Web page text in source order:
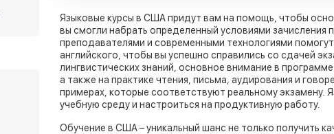
Языковые курсы в США придут вам на помощь, чтобы
вы смогли набрать определенный условиями
преподавателями и современными технологиями
английского, чтобы вы успешно справились со сдачей
лингвистических знаний, основное внимание в
а также на практике чтения, письма, аудирования и
примерах, которые соответствуют реальному экзамену.
учебную среду и настроиться на продуктивную работу.
Обучение в США – уникальный шанс не только получить